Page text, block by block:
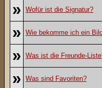
» Wofür ist die Signatur?
» Wie bekomme ich ein
» Was ist die Freunde-
» Was sind Favoriten?